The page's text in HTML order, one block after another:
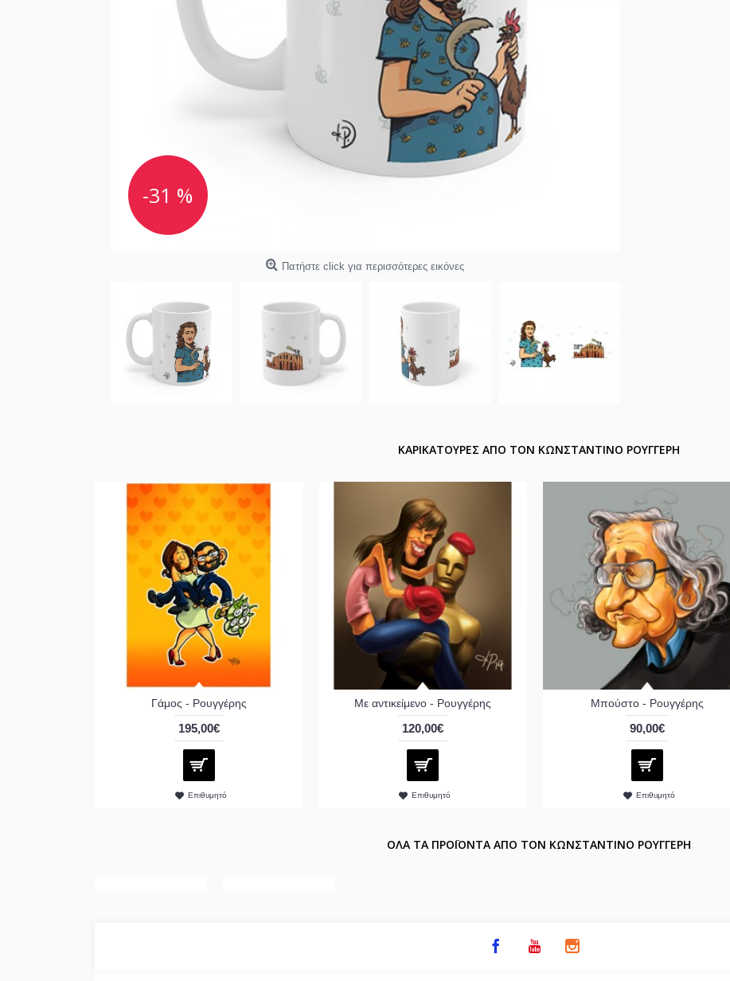
-31 %
Πατήστε click για περισσότερες εικόνες
ΚΑΡΙΚΑΤΟΥΡΕΣ ΑΠΟ ΤΟΝ ΚΩΝΣΤΑΝΤΙΝΟ ΡΟΥΓΓΕΡΗ
Γάμος - Ρουγγέρης
195,00€
Επιθυμητό
Με αντικείμενο - Ρουγγέρης
120,00€
Επιθυμητό
Μπούστο - Ρουγγέρης
90,00€
Επιθυμητό
ΟΛΑ ΤΑ ΠΡΟΪΟΝΤΑ ΑΠΟ ΤΟΝ ΚΩΝΣΤΑΝΤΙΝΟ ΡΟΥΓΓΕΡΗ